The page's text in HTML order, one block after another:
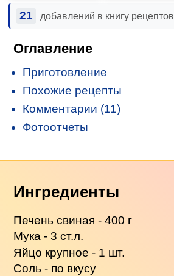
21 добавлений в книгу рецептов
Оглавление
Приготовление
Похожие рецепты
Комментарии (11)
Фотоотчеты
Ингредиенты
Печень свиная - 400 г
Мука - 3 ст.л.
Яйцо крупное - 1 шт.
Соль - по вкусу